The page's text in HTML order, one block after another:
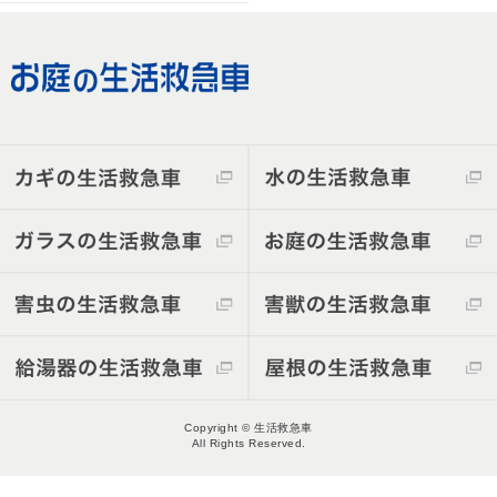
Copyright © 生活救急車
All Rights Reserved.